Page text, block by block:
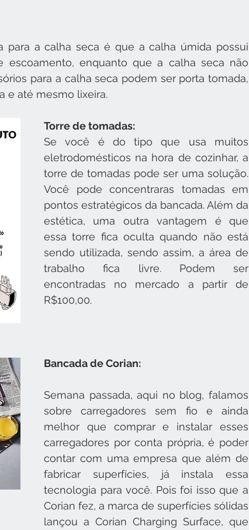
para a calha seca é que a calha úmida possui
escoamento, enquanto que a calha seca não
para a calha seca podem ser porta tomada,
e até mesmo lixeira.
Torre de tomadas:
Se você é do tipo que usa muitos
eletrodomésticos na hora de cozinhar, a
torre de tomadas pode ser uma solução.
Você pode concentraras tomadas em
pontos estratégicos da bancada. Além da
estética, uma outra vantagem é que
essa torre fica oculta quando não está
sendo utilizada, sendo assim, a área de
trabalho fica livre. Podem ser
encontradas no mercado a partir de
R$100,00.
Bancada de Corian:
Semana passada, aqui no blog, falamos
sobre carregadores sem fio e ainda
melhor que comprar e instalar esses
carregadores por conta própria, é poder
contar com uma empresa que além de
fabricar superfícies, já instala essa
tecnologia para você. Pois foi isso que a
Corian fez, a marca de superfícies sólidas
lançou a Corian Charging Surface, que